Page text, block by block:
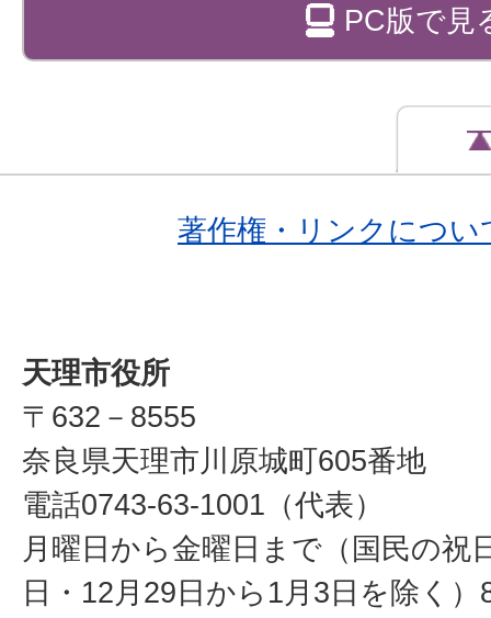
PC版で見
著作権・リンクについ
天理市役所
〒632－8555
奈良県天理市川原城町605番地
電話0743-63-1001（代表）
月曜日から金曜日まで（国民の祝
日・12月29日から1月3日を除く